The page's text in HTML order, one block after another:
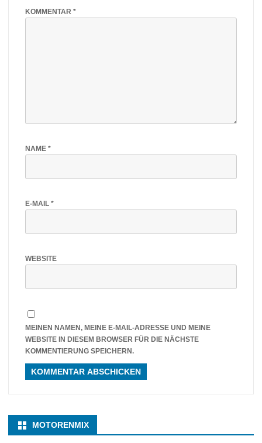
KOMMENTAR *
NAME *
E-MAIL *
WEBSITE
MEINEN NAMEN, MEINE E-MAIL-ADRESSE UND MEINE
WEBSITE IN DIESEM BROWSER FÜR DIE NÄCHSTE
KOMMENTIERUNG SPEICHERN.
MOTORENMIX